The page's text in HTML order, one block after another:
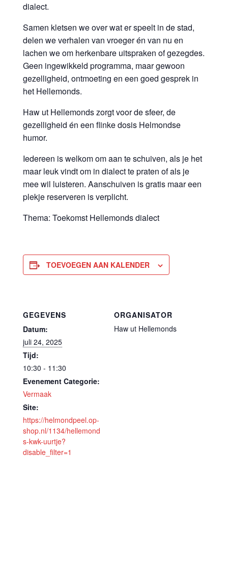
dialect.
Samen kletsen we over wat er speelt in de stad,
delen we verhalen van vroeger én van nu en
lachen we om herkenbare uitspraken of gezegdes.
Geen ingewikkeld programma, maar gewoon
gezelligheid, ontmoeting en een goed gesprek in
het Hellemonds.
Haw ut Hellemonds zorgt voor de sfeer, de
gezelligheid én een flinke dosis Helmondse
humor.
Iedereen is welkom om aan te schuiven, als je het
maar leuk vindt om in dialect te praten of als je
mee wil luisteren. Aanschuiven is gratis maar een
plekje reserveren is verplicht.
Thema: Toekomst Hellemonds dialect
TOEVOEGEN AAN KALENDER
GEGEVENS
Datum:
juli 24, 2025
Tijd:
10:30 - 11:30
Evenement Categorie:
Vermaak
Site:
https://helmondpeel.op-
shop.nl/1134/hellemond
s-kwk-uurtje?
disable_filter=1
ORGANISATOR
Haw ut Hellemonds